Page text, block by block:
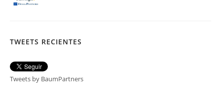
TWEETS RECIENTES
Tweets by BaumPartners